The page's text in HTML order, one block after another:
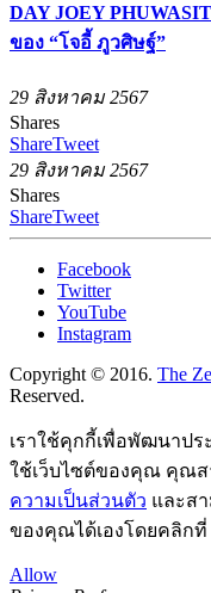
DAY JOEY
ของ “โจอี้ ภูวศิษฐ์”
29 สิงหาคม 2567
Shares
ShareTweet
29 สิงหาคม 2567
Shares
ShareTweet
Facebook
Twitter
YouTube
Instagram
Copyright © 2016. The
Reserved.
เราใช้คุกกี้เพื่อพัฒนาป
ใช้เว็บไซต์ของคุณ คุณส
ความเป็นส่วนตัว และส
ของคุณได้เองโดยคลิกที่
Allow